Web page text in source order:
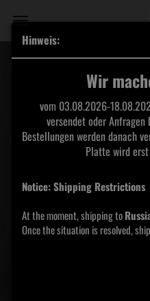
Hinweis:
Wir
vom 03.08.2026-
versendet oder
Bestellungen werden danach
Platte wird
Notice: Shipping Restrictions
At the moment, shipping to
Once the situation is resolved,